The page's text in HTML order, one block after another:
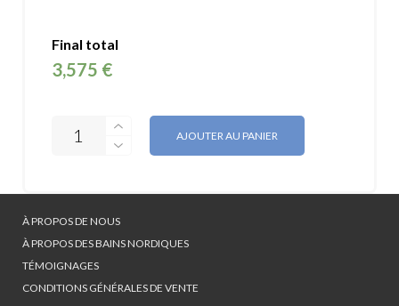
Final total
3,575 €
AJOUTER AU PANIER
À PROPOS DE NOUS
À PROPOS DES BAINS NORDIQUES
TÉMOIGNAGES
CONDITIONS GÉNÉRALES DE VENTE